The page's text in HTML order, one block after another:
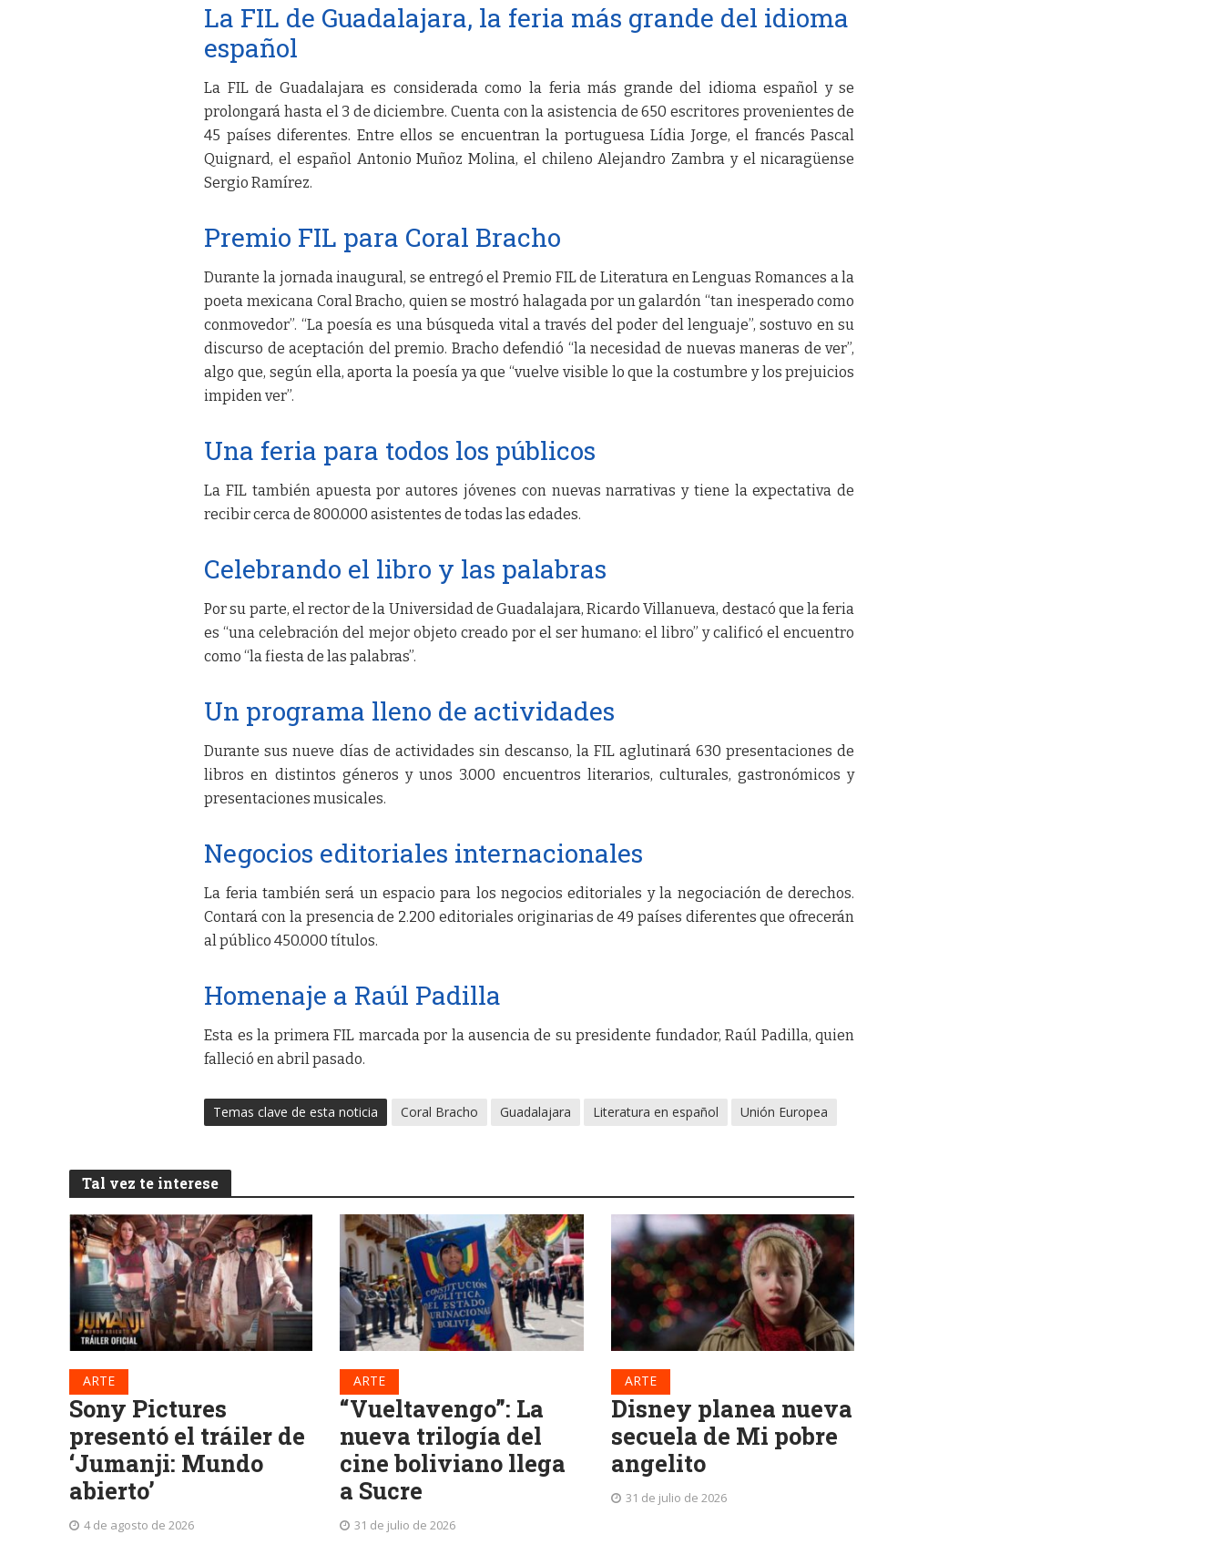
La FIL de Guadalajara, la feria más grande del idioma
español
La FIL de Guadalajara es considerada como la feria más grande del idioma español y se
prolongará hasta el 3 de diciembre. Cuenta con la asistencia de 650 escritores provenientes de
45 países diferentes. Entre ellos se encuentran la portuguesa Lídia Jorge, el francés Pascal
Quignard, el español Antonio Muñoz Molina, el chileno Alejandro Zambra y el nicaragüense
Sergio Ramírez.
Premio FIL para Coral Bracho
Durante la jornada inaugural, se entregó el Premio FIL de Literatura en Lenguas Romances a la
poeta mexicana Coral Bracho, quien se mostró halagada por un galardón “tan inesperado como
conmovedor”. “La poesía es una búsqueda vital a través del poder del lenguaje”, sostuvo en su
discurso de aceptación del premio. Bracho defendió “la necesidad de nuevas maneras de ver”,
algo que, según ella, aporta la poesía ya que “vuelve visible lo que la costumbre y los prejuicios
impiden ver”.
Una feria para todos los públicos
La FIL también apuesta por autores jóvenes con nuevas narrativas y tiene la expectativa de
recibir cerca de 800.000 asistentes de todas las edades.
Celebrando el libro y las palabras
Por su parte, el rector de la Universidad de Guadalajara, Ricardo Villanueva, destacó que la feria
es “una celebración del mejor objeto creado por el ser humano: el libro” y calificó el encuentro
como “la fiesta de las palabras”.
Un programa lleno de actividades
Durante sus nueve días de actividades sin descanso, la FIL aglutinará 630 presentaciones de
libros en distintos géneros y unos 3.000 encuentros literarios, culturales, gastronómicos y
presentaciones musicales.
Negocios editoriales internacionales
La feria también será un espacio para los negocios editoriales y la negociación de derechos.
Contará con la presencia de 2.200 editoriales originarias de 49 países diferentes que ofrecerán
al público 450.000 títulos.
Homenaje a Raúl Padilla
Esta es la primera FIL marcada por la ausencia de su presidente fundador, Raúl Padilla, quien
falleció en abril pasado.
Temas clave de esta noticia Coral Bracho Guadalajara Literatura en español Unión Europea
Tal vez te interese
ARTE
Sony Pictures
presentó el tráiler de
‘Jumanji: Mundo
abierto’
4 de agosto de 2026
ARTE
“Vueltavengo”: La
nueva trilogía del
cine boliviano llega
a Sucre
31 de julio de 2026
ARTE
Disney planea nueva
secuela de Mi pobre
angelito
31 de julio de 2026